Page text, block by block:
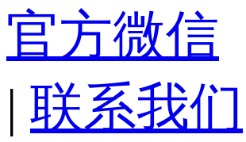
官方微信
| 联系我们